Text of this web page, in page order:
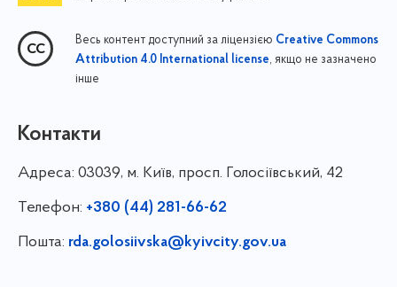
Весь контент доступний за ліцензією Creative Commons
Attribution 4.0 International license, якщо не зазначено
інше
Контакти
Адреса: 03039, м. Київ, просп. Голосіївський, 42
Телефон: +380 (44) 281-66-62
Пошта: rda.golosiivska@kyivcity.gov.ua